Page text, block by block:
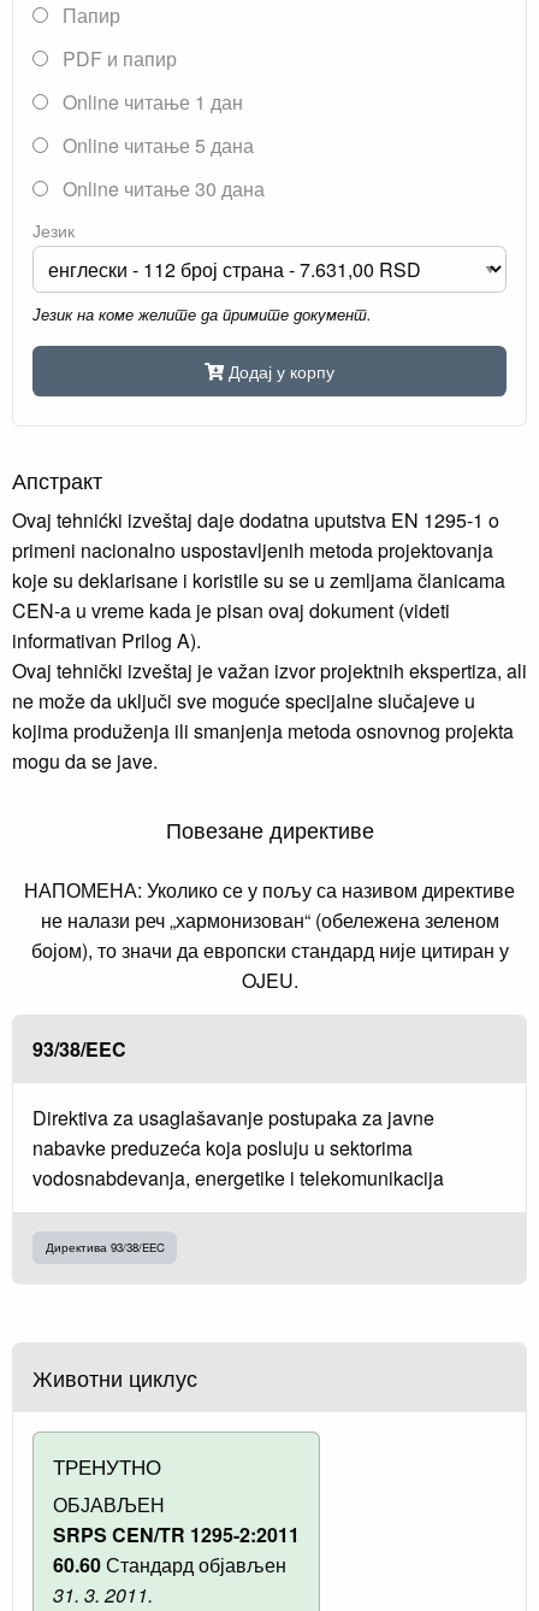
Папир
PDF и папир
Online читање 1 дан
Online читање 5 дана
Online читање 30 дана
Језик
Језик на коме желите да примите документ.
Додај у корпу
Апстракт
Ovaj tehnićki izveštaj daje dodatna uputstva EN 1295-1 o
primeni nacionalno uspostavljenih metoda projektovanja
koje su deklarisane i koristile su se u zemljama članicama
CEN-a u vreme kada je pisan ovaj dokument (videti
informativan Prilog A).
Ovaj tehnički izveštaj je važan izvor projektnih ekspertiza, ali
ne može da uključi sve moguće specijalne slučajeve u
kojima produženja ili smanjenja metoda osnovnog projekta
mogu da se jave.
Повезане директиве
НАПОМЕНА: Уколико се у пољу са називом директиве
не налази реч „хармонизован“ (обележена зеленом
бојом), то значи да европски стандард није цитиран у
OJEU.
93/38/EEC
Direktiva za usaglašavanje postupaka za javne
nabavke preduzeća koja posluju u sektorima
vodosnabdevanja, energetike i telekomunikacija
Директива 93/38/EEC
Животни циклус
ТРЕНУТНО
ОБЈАВЉЕН
SRPS CEN/TR 1295-2:2011
60.60Стандард објављен
31. 3. 2011.